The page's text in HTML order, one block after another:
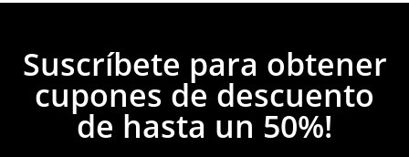
Suscríbete para obtener
cupones de descuento
de hasta un 50%!